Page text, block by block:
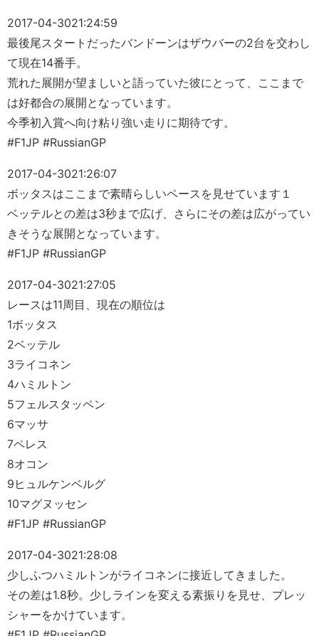
2017-04-3021:24:59
最後尾スタートだったバンドーンはザウバーの2台を交わし
て現在14番手。
荒れた展開が望ましいと語っていた彼にとって、ここまで
は好都合の展開となっています。
今季初入賞へ向け粘り強い走りに期待です。
#F1JP #RussianGP
2017-04-3021:26:07
ボッタスはここまで素晴らしいペースを見せています１
ベッテルとの差は3秒まで広げ、さらにその差は広がってい
きそうな展開となっています。
#F1JP #RussianGP
2017-04-3021:27:05
レースは11周目、現在の順位は
1ボッタス
2ベッテル
3ライコネン
4ハミルトン
5フェルスタッペン
6マッサ
7ペレス
8オコン
9ヒュルケンベルグ
10マグヌッセン
#F1JP #RussianGP
2017-04-3021:28:08
少しふつハミルトンがライコネンに接近してきました。
その差は1.8秒。少しラインを変える素振りを見せ、プレッ
シャーをかけています。